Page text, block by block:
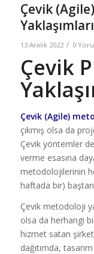
Çevik
Yaklaşımları
13 Aralık 2022 / 0
Çevik
Çevik (Agile)
çıkmış olsa da
Çevik yöntemler
verme esasına
metodolojilerinin
haftada bir)
Çevik metodoloji
olsa da herhangi
hizmet satan
dağıtımda,